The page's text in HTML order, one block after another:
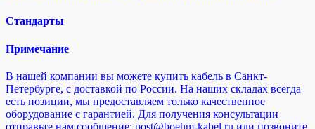
Стандарты
Примечание
В нашей компании вы можете купить кабель в Санкт-
Петербурге, с доставкой по России. На наших складах всегда
есть позиции, мы предоставляем только качественное
оборудование с гарантией. Для получения консультации
отправьте нам сообщение: post@boehm-kabel.ru или позвоните